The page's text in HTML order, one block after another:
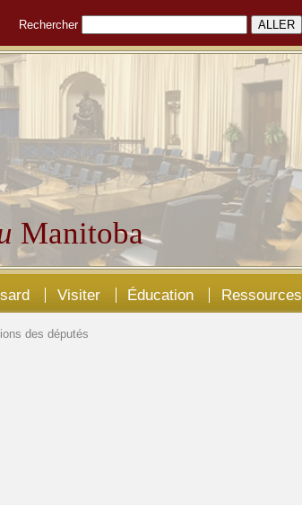
Rechercher
Manitoba
Visiter Éducation Ressources
des députés